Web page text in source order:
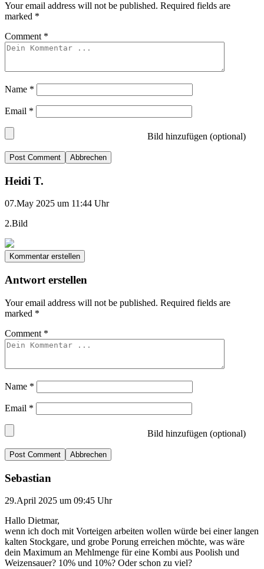
Your email address will not be published. Required fields are
marked *
Comment *
Name *
Email *
Bild hinzufügen (optional)
Abbrechen
Heidi T.
07.May 2025 um 11:44 Uhr
2.Bild
Kommentar erstellen
Antwort erstellen
Your email address will not be published. Required fields are
marked *
Comment *
Name *
Email *
Bild hinzufügen (optional)
Abbrechen
Sebastian
29.April 2025 um 09:45 Uhr
Hallo Dietmar,
wenn ich doch mit Vorteigen arbeiten wollen würde bei einer langen
kalten Stockgare, und grobe Porung erreichen möchte, was wäre
dein Maximum an Mehlmenge für eine Kombi aus Poolish und
Weizensauer? 10% und 10%? Oder schon zu viel?